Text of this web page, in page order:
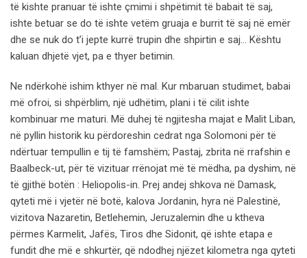
të kishte pranuar të ishte çmimi i shpëtimit të babait të saj,
ishte betuar se do të ishte vetëm gruaja e burrit të saj në emër
dhe se nuk do t’i jepte kurrë trupin dhe shpirtin e saj… Kështu
kaluan dhjetë vjet, pa e thyer betimin.
Ne ndërkohë ishim kthyer në mal. Kur mbaruan studimet, babai
më ofroi, si shpërblim, një udhëtim, plani i të cilit ishte
kombinuar me maturi. Më duhej të ngjitesha majat e Malit Liban,
në pyllin historik ku përdoreshin cedrat nga Solomoni për të
ndërtuar tempullin e tij të famshëm; Pastaj, zbrita në rrafshin e
Baalbeck-ut, për të vizituar rrënojat më të mëdha, pa dyshim, në
të gjithë botën : Heliopolis-in. Prej andej shkova në Damask,
qyteti më i vjetër në botë, kalova Jordanin, hyra në Palestinë,
vizitova Nazaretin, Betlehemin, Jeruzalemin dhe u ktheva
përmes Karmelit, Jafës, Tiros dhe Sidonit, që ishte etapa e
fundit dhe më e shkurtër, që ndodhej njëzet kilometra nga qyteti